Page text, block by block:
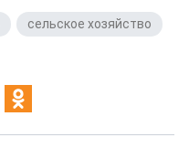
сельское хозяйство